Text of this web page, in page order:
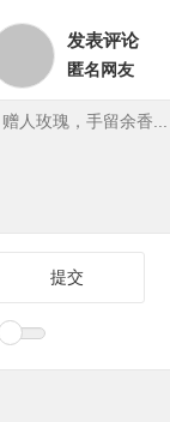
发表评论
匿名网友